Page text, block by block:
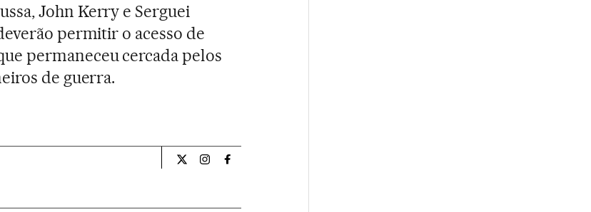
John Kerry e Serguei
permitir o acesso de
permaneceu cercada pelos
de guerra.
Internacional El País Brasil en Twitter
Internacional El País Brasil en Instagram
Internacional El País Brasil en Facebook